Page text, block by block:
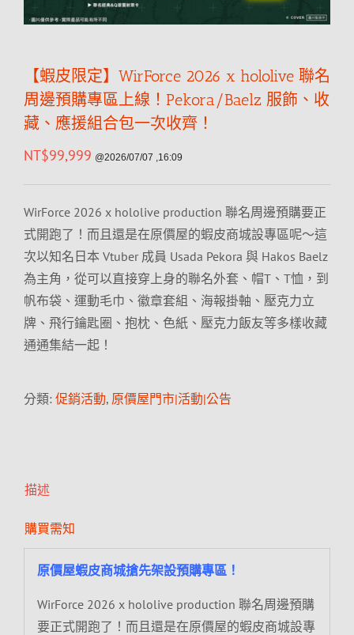
【蝦皮限定】WirForce 2026 x hololive 聯名
周邊預購專區上線！Pekora/Baelz 服飾、收
藏、應援組合包一次收齊！
NT$99,999 @2026/07/07 ,16:09
WirForce 2026 x hololive production 聯名周邊預購要正
式開跑了！而且還是在原價屋的蝦皮商城設專區呢～這
次以知名日本 Vtuber 成員 Usada Pekora 與 Hakos Baelz
為主角，從可以直接穿上身的聯名外套、帽T、T恤，到
帆布袋、運動毛巾、徽章套組、海報掛軸、壓克力立
牌、飛行鑰匙圈、抱枕、色紙、壓克力飯友等多樣收藏
通通集結一起！
分類: 促銷活動, 原價屋門市|活動|公告
描述
購買需知
原價屋蝦皮商城搶先架設預購專區！
WirForce 2026 x hololive production 聯名周邊預購
要正式開跑了！而且還是在原價屋的蝦皮商城設專